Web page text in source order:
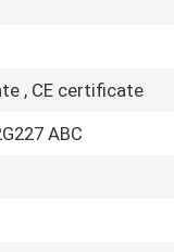
, CE certificate
ABC